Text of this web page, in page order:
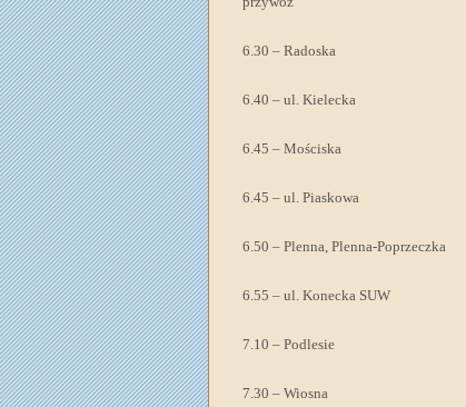
6.30 – Radoska
6.40 – ul. Kielecka
6.45 – Mościska
6.45 – ul. Piaskowa
6.50 – Plenna, Plenna-Poprzeczka
6.55 – ul. Konecka SUW
7.10 – Podlesie
7.30 – Wiosna